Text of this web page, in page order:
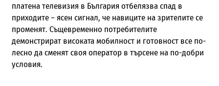
платена телевизия в България отбелязва спад в
приходите – ясен сигнал, че навиците на зрителите се
променят. Същевременно потребителите
демонстрират високата мобилност и готовност все по-
лесно да сменят своя оператор в търсене на по-добри
условия.